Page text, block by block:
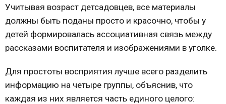
Учитывая возраст детсадовцев, все материалы
должны быть поданы просто и красочно, чтобы у
детей формировалась ассоциативная связь между
рассказами воспитателя и изображениями в уголке.
Для простоты восприятия лучше всего разделить
информацию на четыре группы, объяснив, что
каждая из них является часть единого целого: